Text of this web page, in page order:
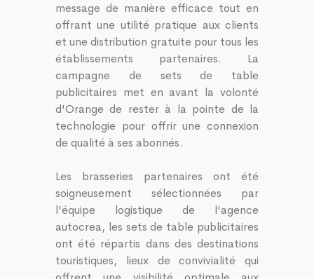
message de manière efficace tout en
offrant une utilité pratique aux clients
et une distribution gratuite pour tous les
établissements partenaires. La
campagne de sets de table
publicitaires met en avant la volonté
d'Orange de rester à la pointe de la
technologie pour offrir une connexion
de qualité à ses abonnés.
Les brasseries partenaires ont été
soigneusement sélectionnées par
l’équipe logistique de l’agence
autocrea, les sets de table publicitaires
ont été répartis dans des destinations
touristiques, lieux de convivialité qui